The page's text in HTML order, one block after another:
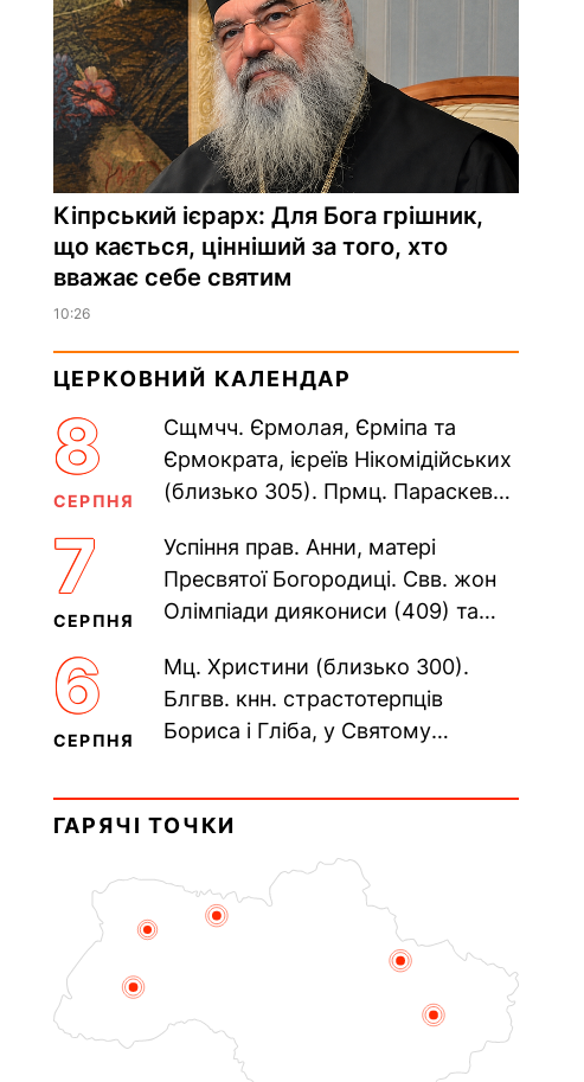
Кіпрський ієрарх: Для Бога грішник,
що кається, цінніший за того, хто
вважає себе святим
10:26
ЦЕРКОВНИЙ КАЛЕНДАР
8
СЕРПНЯ
Сщмчч. Єрмолая, Єрміпа та
Єрмократа, ієреїв Нікомідійських
(близько 305). Прмц. Параскеви
Печерського, в Ближніх...
7
СЕРПНЯ
Успіння прав. Анни, матері
Пресвятої Богородиці. Свв. жон
Олімпіади диякониси (409) та
Пам’ять V Вселенського...
6
СЕРПНЯ
Мц. Христини (близько 300).
Блгвв. кнн. страстотерпців
Бориса і Гліба, у Святому
Прп. Полікарпа, архімандрита...
ГАРЯЧІ ТОЧКИ